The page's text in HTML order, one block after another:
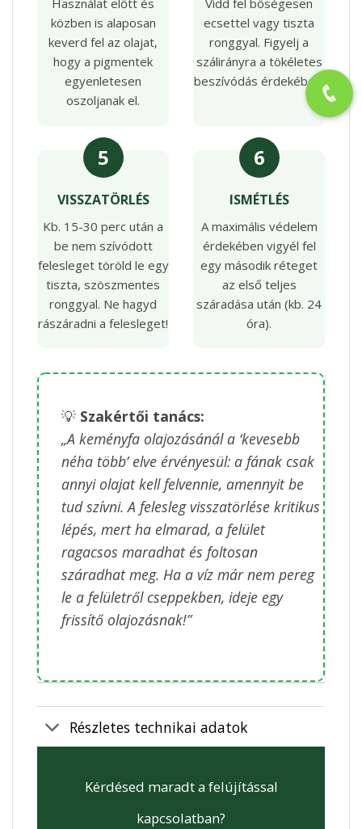
Használat előtt és
közben is alaposan
keverd fel az olajat,
hogy a pigmentek
egyenletesen
oszoljanak el.
Vidd fel bőségesen
ecsettel vagy tiszta
ronggyal. Figyelj a
szálirányra a tökéletes
beszívódás érdekében.
5
VISSZATÖRLÉS
Kb. 15-30 perc után a
be nem szívódott
felesleget töröld le egy
tiszta, szöszmentes
ronggyal. Ne hagyd
rászáradni a felesleget!
6
ISMÉTLÉS
A maximális védelem
érdekében vigyél fel
egy második réteget
az első teljes
száradása után (kb. 24
óra).
💡 Szakértői tanács:
„A keményfa olajozásánál a ‘kevesebb
néha több’ elve érvényesül: a fának csak
annyi olajat kell felvennie, amennyit be
tud szívni. A felesleg visszatörlése kritikus
lépés, mert ha elmarad, a felület
ragacsos maradhat és foltosan
száradhat meg. Ha a víz már nem pereg
le a felületről cseppekben, ideje egy
frissítő olajozásnak!”
Részletes technikai adatok
Kérdésed maradt a felújítással
kapcsolatban?